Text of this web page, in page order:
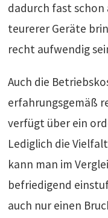
dadurch fast schon
teurerer Geräte
recht aufwendig
Auch die
erfahrungsgemäß
verfügt über ein
Lediglich die
kann man im
befriedigend
auch nur einen